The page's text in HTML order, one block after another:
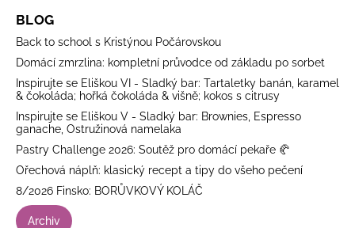
BLOG
Back to school s Kristýnou Počárovskou
Domácí zmrzlina: kompletní průvodce od základu po sorbet
Inspirujte se Eliškou VI - Sladký bar: Tartaletky banán, karamel
& čokoláda; hořká čokoláda & višně; kokos s citrusy
Inspirujte se Eliškou V - Sladký bar: Brownies, Espresso
ganache, Ostružinová namelaka
Pastry Challenge 2026: Soutěž pro domácí pekaře 🥐
Ořechová náplň: klasický recept a tipy do všeho pečení
8/2026 Finsko: BORŮVKOVÝ KOLÁČ
Archiv